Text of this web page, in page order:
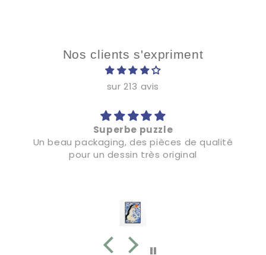
Nos clients s'expriment
sur 213 avis
Traité très rapidement
La réactivité de votre enseigne m'a surpris je
n'hésiterais pas a vous faire connaître